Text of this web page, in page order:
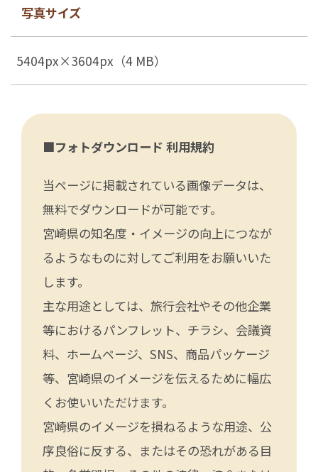
写真サイズ
5404px×3604px（4 MB）
■フォトダウンロード 利用規約
当ページに掲載されている画像データは、
無料でダウンロードが可能です。
宮崎県の知名度・イメージの向上につなが
るようなものに対してご利用をお願いいた
します。
主な用途としては、旅行会社やその他企業
等におけるパンフレット、チラシ、会議資
料、ホームページ、SNS、商品パッケージ
等、宮崎県のイメージを伝えるために幅広
くお使いいただけます。
宮崎県のイメージを損ねるような用途、公
序良俗に反する、またはその恐れがある目